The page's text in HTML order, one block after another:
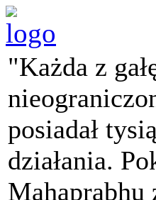
"Każda z
posiadał
działania.
Mahaprabhu